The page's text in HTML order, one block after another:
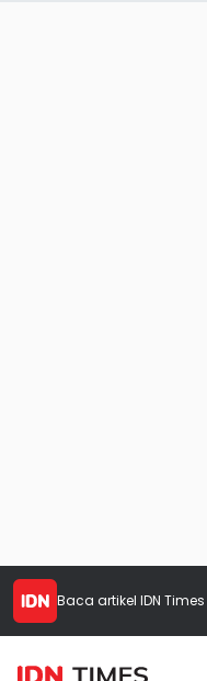
Baca artikel IDN Times